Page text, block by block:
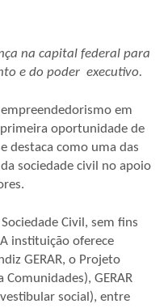
na capital federal para
e do poder executivo.
em
oportunidade de
destaca como uma das
sociedade civil no apoio
Civil, sem fins
instituição oferece
GERAR, o Projeto
GERAR
social), entre